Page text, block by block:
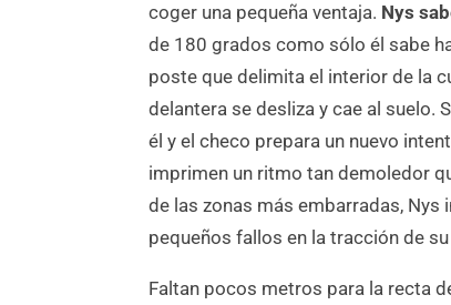
coger una pequeña ventaja. Nys
de 180 grados como sólo él sabe
poste que delimita el interior de la
delantera se desliza y cae al suelo.
él y el checo prepara un nuevo
imprimen un ritmo tan demoledor
de las zonas más embarradas,
pequeños fallos en la tracción de
Faltan pocos metros para la recta